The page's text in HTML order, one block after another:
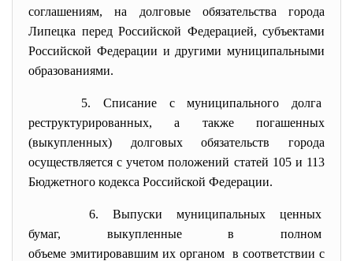
соглашениям, на долговые обязательства города
Липецка перед Российской Федерацией, субъектами
Российской Федерации и другими муниципальными
образованиями.
5. Списание с муниципального долга
реструктурированных, а также погашенных
(выкупленных) долговых обязательств города
осуществляется с учетом положений статей 105 и 113
Бюджетного кодекса Российской Федерации.
6. Выпуски муниципальных ценных
бумаг, выкупленные в полном
объеме эмитировавшим их органом в соответствии с